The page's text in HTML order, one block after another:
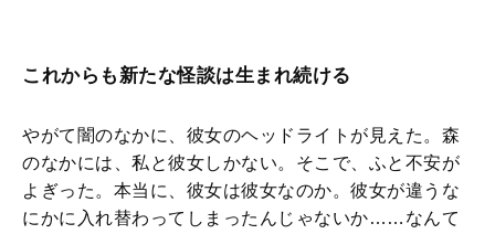
これからも新たな怪談は生まれ続ける
やがて闇のなかに、彼女のヘッドライトが見えた。森
のなかには、私と彼女しかない。そこで、ふと不安が
よぎった。本当に、彼女は彼女なのか。彼女が違うな
にかに入れ替わってしまったんじゃないか……なんて